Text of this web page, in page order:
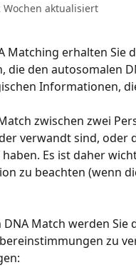
Wochen aktualisiert
Matching erhalten Sie
die den autosomalen
Informationen,
zwischen zwei
verwandt sind, oder
Es ist daher
zu beachten (wenn
DNA Match werden
zu